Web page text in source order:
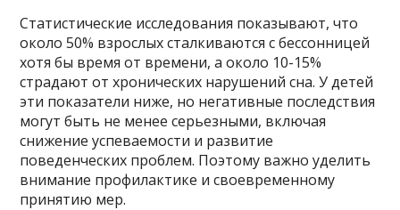
Статистические исследования показывают, что
около 50% взрослых сталкиваются с бессонницей
хотя бы время от времени, а около 10-15%
страдают от хронических нарушений сна. У детей
эти показатели ниже, но негативные последствия
могут быть не менее серьезными, включая
снижение успеваемости и развитие
поведенческих проблем. Поэтому важно уделить
внимание профилактике и своевременному
принятию мер.